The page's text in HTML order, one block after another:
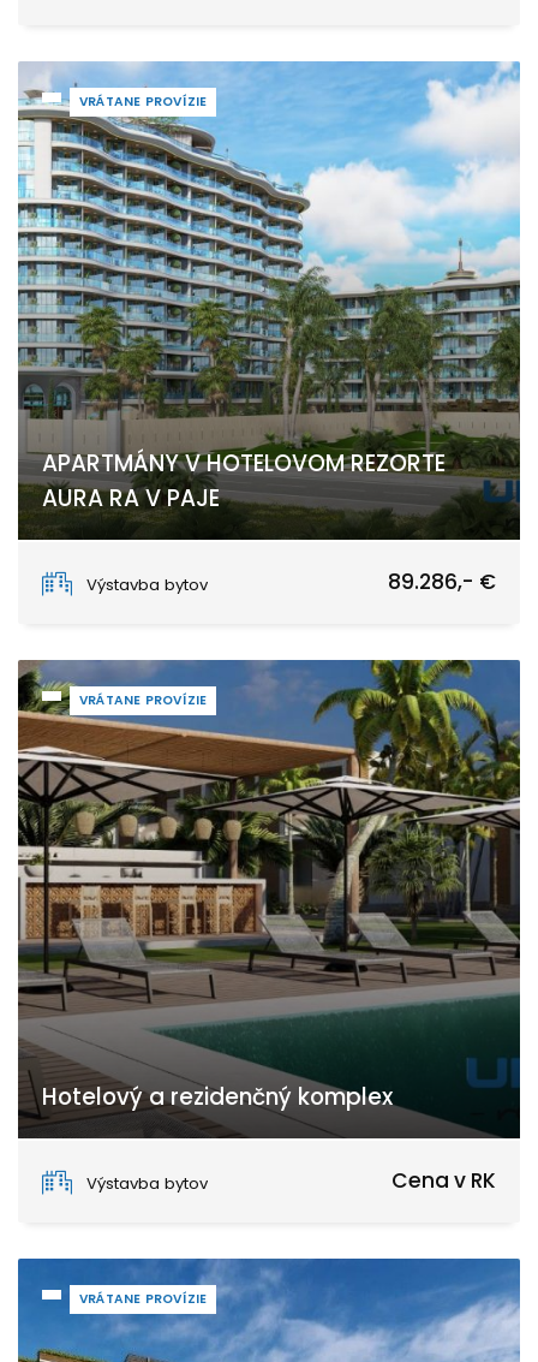
VRÁTANE PROVÍZIE
APARTMÁNY V HOTELOVOM REZORTE
AURA RA V PAJE
Výstavba bytov
89.286,- €
VRÁTANE PROVÍZIE
Hotelový a rezidenčný komplex
Výstavba bytov
Cena v RK
VRÁTANE PROVÍZIE